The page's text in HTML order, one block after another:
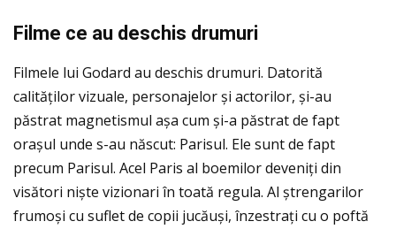
Filme ce au deschis drumuri
Filmele lui Godard au deschis drumuri. Datorită
calităţilor vizuale, personajelor și actorilor, și-au
păstrat magnetismul așa cum și-a păstrat de fapt
orașul unde s-au născut: Parisul. Ele sunt de fapt
precum Parisul. Acel Paris al boemilor deveniţi din
visători niște vizionari în toată regula. Al ștrengarilor
frumoși cu suflet de copii jucăuși, înzestraţi cu o poftă